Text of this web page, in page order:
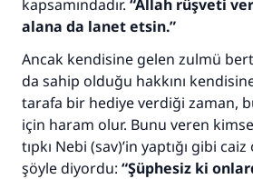
kapsamındadır. “Allah rüşveti
alana da lanet etsin.”
Ancak kendisine gelen zulmü
da sahip olduğu hakkını
tarafa bir hediye verdiği zaman,
için haram olur. Bunu veren
tıpkı Nebi (sav)’in yaptığı gibi
şöyle diyordu: “Şüphesiz ki